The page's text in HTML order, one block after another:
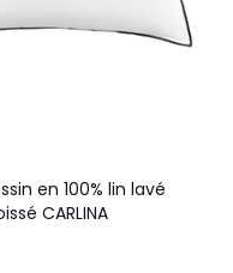
en 100% lin lavé
CARLINA